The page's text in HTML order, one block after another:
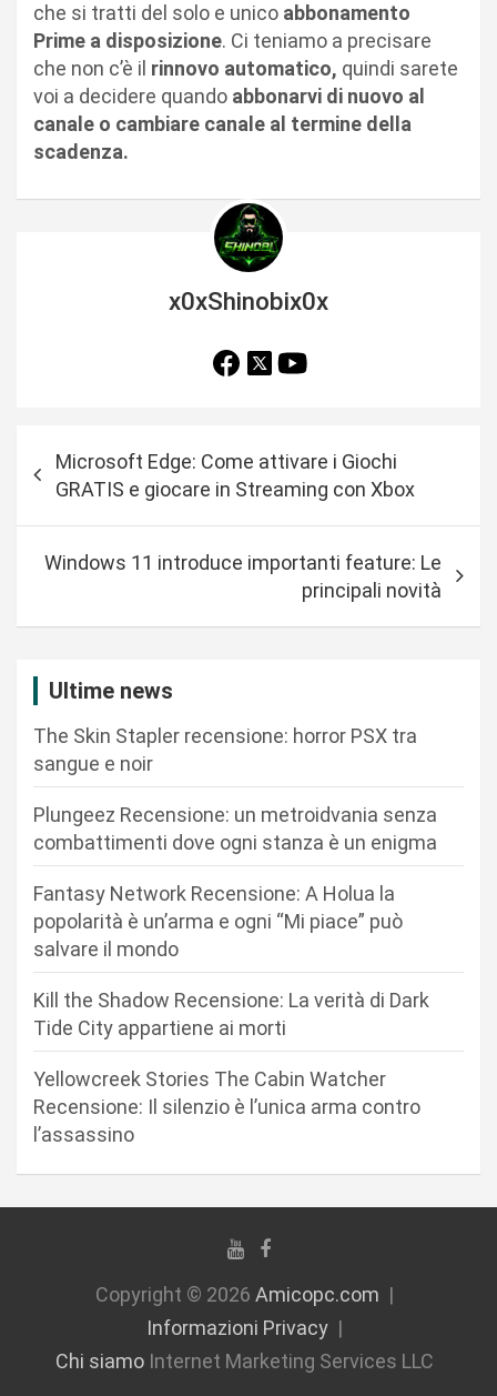
che si tratti del solo e unico abbonamento
Prime a disposizione. Ci teniamo a precisare
che non c’è il rinnovo automatico, quindi sarete
voi a decidere quando abbonarvi di nuovo al
canale o cambiare canale al termine della
scadenza.
x0xShinobix0x
a
Microsoft Edge: Come attivare i Giochi
GRATIS e giocare in Streaming con Xbox
Windows 11 introduce importanti feature: Le
principali novità
Ultime news
The Skin Stapler recensione: horror PSX tra
sangue e noir
Plungeez Recensione: un metroidvania senza
combattimenti dove ogni stanza è un enigma
Fantasy Network Recensione: A Holua la
popolarità è un’arma e ogni “Mi piace” può
salvare il mondo
Kill the Shadow Recensione: La verità di Dark
Tide City appartiene ai morti
Yellowcreek Stories The Cabin Watcher
Recensione: Il silenzio è l’unica arma contro
l’assassino
Copyright © 2026 Amicopc.com
Informazioni Privacy
Chi siamoInternet Marketing Services LLC